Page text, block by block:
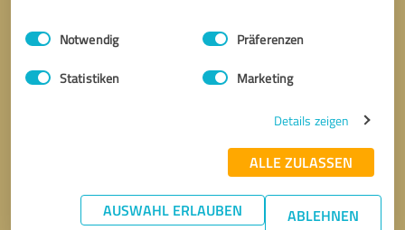
Impressum Datenschutzbestimmungen
Einwilligungsauswahl
Notwendig Präferenzen
Statistiken Marketing
Details zeigen
ALLE ZULASSEN
AUSWAHL ERLAUBEN ABLEHNEN
* Erforderliche Angaben
Nachricht senden